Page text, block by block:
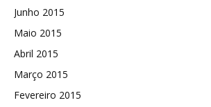
Junho 2015
Maio 2015
Abril 2015
Março 2015
Fevereiro 2015